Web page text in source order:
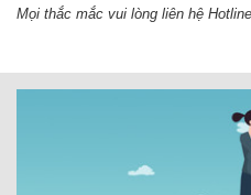
Mọi thắc mắc vui lòng liên hệ